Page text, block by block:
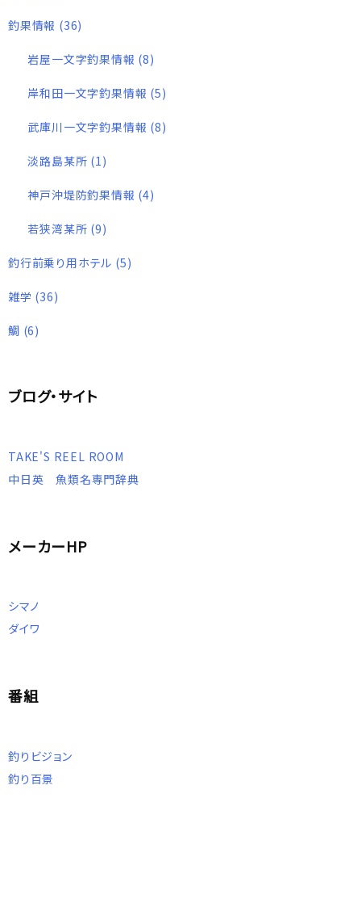
釣果情報 (36)
岩屋一文字釣果情報 (8)
岸和田一文字釣果情報 (5)
武庫川一文字釣果情報 (8)
淡路島某所 (1)
神戸沖堤防釣果情報 (4)
若狭湾某所 (9)
釣行前乗り用ホテル (5)
雑学 (36)
鯛 (6)
ブログ・サイト
TAKE'S REEL ROOM
中日英 魚類名専門辞典
メーカーHP
シマノ
ダイワ
番組
釣りビジョン
釣り百景